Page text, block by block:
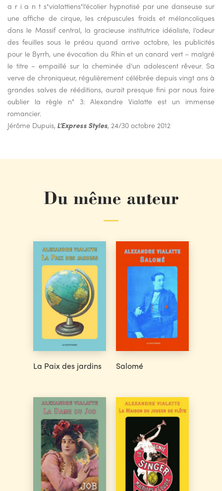
a r i a n t s"vialattiens"l’écolier hypnotisé par une danseuse sur
une affiche de cirque, les crépuscules froids et mélancoliques
dans le Massif central, la gracieuse institutrice idéaliste, l’odeur
des feuilles sous le préau quand arrive octobre, les publicités
pour le Byrrh, une évocation du Rhin et un canard vert – malgré
le titre – empaillé sur la cheminée d’un adolescent rêveur. Sa
verve de chroniqueur, régulièrement célébrée depuis vingt ans à
grandes salves de rééditions, aurait presque fini par nous faire
oublier la règle n° 3: Alexandre Vialatte est un immense
romancier.
Jérôme Dupuis, L’Express Styles, 24/30 octobre 2012
Du même auteur
La Paix des jardins Salomé